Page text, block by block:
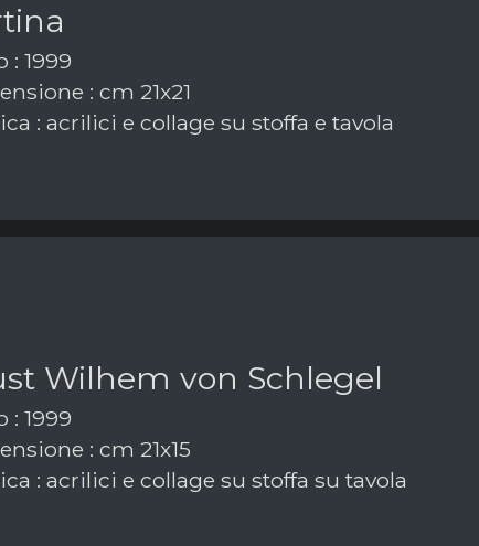
: 1999
: cm 21x21
: acrilici e collage su stoffa e tavola
Wilhem von Schlegel
: 1999
: cm 21x15
: acrilici e collage su stoffa su tavola